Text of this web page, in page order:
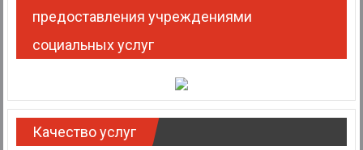
предоставления учреждениями
социальных услуг
Качество услуг